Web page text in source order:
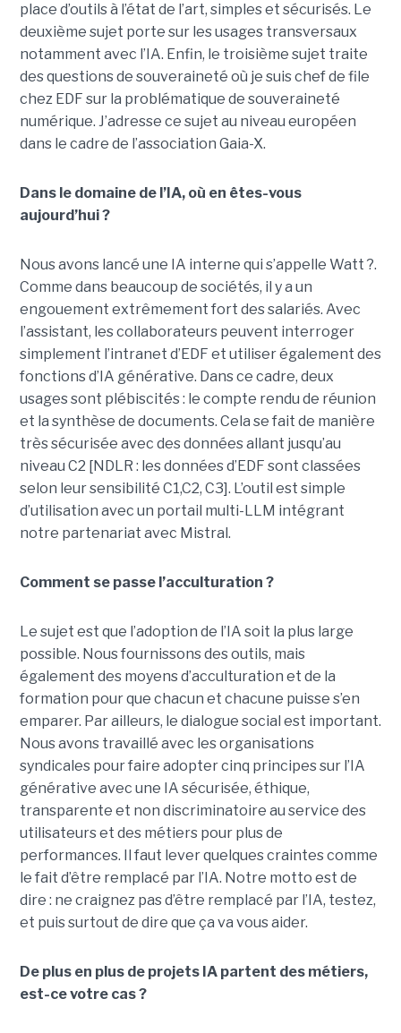
place d’outils à l’état de l’art, simples et sécurisés. Le
deuxième sujet porte sur les usages transversaux
notamment avec l’IA. Enfin, le troisième sujet traite
des questions de souveraineté où je suis chef de file
chez EDF sur la problématique de souveraineté
numérique. J’adresse ce sujet au niveau européen
dans le cadre de l’association Gaia-X.
Dans le domaine de l’IA, où en êtes-vous
aujourd’hui ?
Nous avons lancé une IA interne qui s’appelle Watt ?.
Comme dans beaucoup de sociétés, il y a un
engouement extrêmement fort des salariés. Avec
l’assistant, les collaborateurs peuvent interroger
simplement l’intranet d’EDF et utiliser également des
fonctions d’IA générative. Dans ce cadre, deux
usages sont plébiscités : le compte rendu de réunion
et la synthèse de documents. Cela se fait de manière
très sécurisée avec des données allant jusqu’au
niveau C2 [NDLR : les données d’EDF sont classées
selon leur sensibilité C1,C2, C3]. L’outil est simple
d’utilisation avec un portail multi-LLM intégrant
notre partenariat avec Mistral.
Comment se passe l’acculturation ?
Le sujet est que l’adoption de l’IA soit la plus large
possible. Nous fournissons des outils, mais
également des moyens d’acculturation et de la
formation pour que chacun et chacune puisse s’en
emparer. Par ailleurs, le dialogue social est important.
Nous avons travaillé avec les organisations
syndicales pour faire adopter cinq principes sur l’IA
générative avec une IA sécurisée, éthique,
transparente et non discriminatoire au service des
utilisateurs et des métiers pour plus de
performances. Il faut lever quelques craintes comme
le fait d’être remplacé par l’IA. Notre motto est de
dire : ne craignez pas d’être remplacé par l’IA, testez,
et puis surtout de dire que ça va vous aider.
De plus en plus de projets IA partent des métiers,
est-ce votre cas ?